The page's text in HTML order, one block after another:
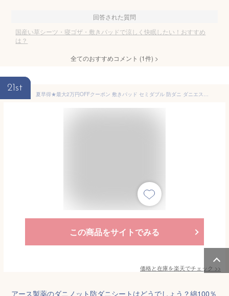
回答された質問
国産い草シーツ・寝ゴザ・敷きパッドで涼しく快眠したい！おすすめ
は？
全てのおすすめコメント (1件) >
21st
夏早得★最大2万円OFFクーポン 敷きパッド セミダブル 防ダニ ダニエスケープ 日本製 送料無料 タオル地 敷きパット 敷パッド ウォッシャブル 丸洗いOK ベッドパッド アース製薬 ダニノット
この商品をサイトでみる
価格と在庫を楽天でチェック >>
アース製薬のダニノット防ダニシートはどうでしょう？綿100％